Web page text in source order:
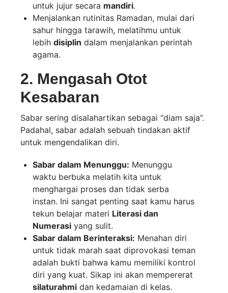
untuk jujur secara mandiri.
Menjalankan rutinitas Ramadan, mulai dari
sahur hingga tarawih, melatihmu untuk
lebih disiplin dalam menjalankan perintah
agama.
2. Mengasah Otot
Kesabaran
Sabar sering disalahartikan sebagai “diam saja”.
Padahal, sabar adalah sebuah tindakan aktif
untuk mengendalikan diri.
Sabar dalam Menunggu: Menunggu
waktu berbuka melatih kita untuk
menghargai proses dan tidak serba
instan. Ini sangat penting saat kamu harus
tekun belajar materi Literasi dan
Numerasi yang sulit.
Sabar dalam Berinteraksi: Menahan diri
untuk tidak marah saat diprovokasi teman
adalah bukti bahwa kamu memiliki kontrol
diri yang kuat. Sikap ini akan mempererat
silaturahmi dan kedamaian di kelas.